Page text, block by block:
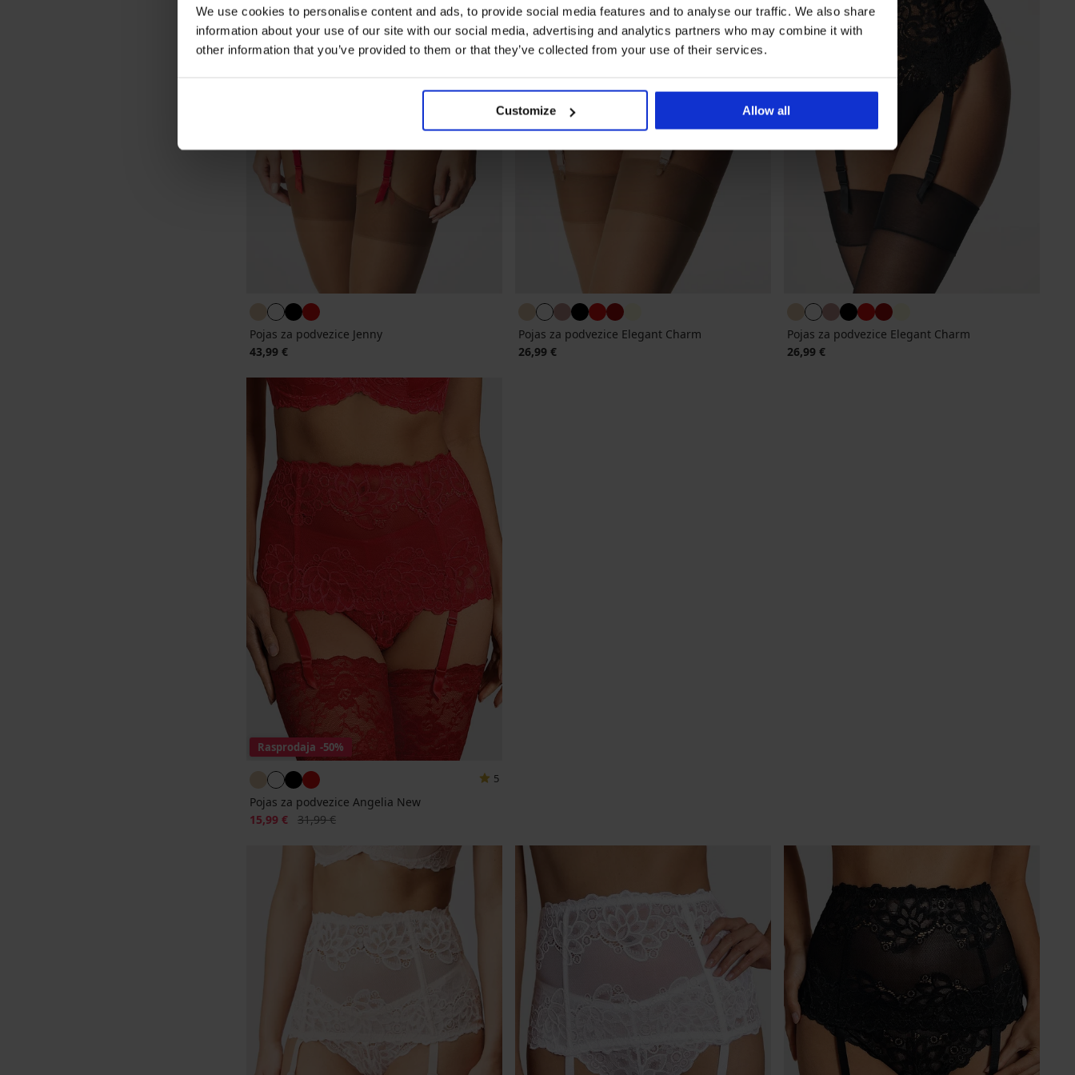
We use cookies to personalise content and ads, to provide social media features and to analyse our traffic. We also share
information about your use of our site with our social media, advertising and analytics partners who may combine it with
other information that you’ve provided to them or that they’ve collected from your use of their services.
Customize Allow all
Pojas za podvezice Jenny
43,99 €
Pojas za podvezice Elegant Charm
26,99 €
Pojas za podvezice Elegant Charm
26,99 €
Rasprodaja -50%
5
Pojas za podvezice Angelia New
Popust
15,99 € Prvobitna cijena
31,99 €